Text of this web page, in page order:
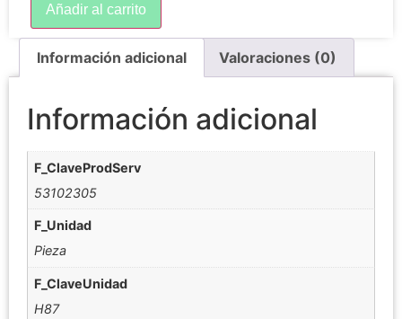
Añadir al carrito
Información adicional Valoraciones (0)
Información adicional
F_ClaveProdServ
53102305
F_Unidad
Pieza
F_ClaveUnidad
H87